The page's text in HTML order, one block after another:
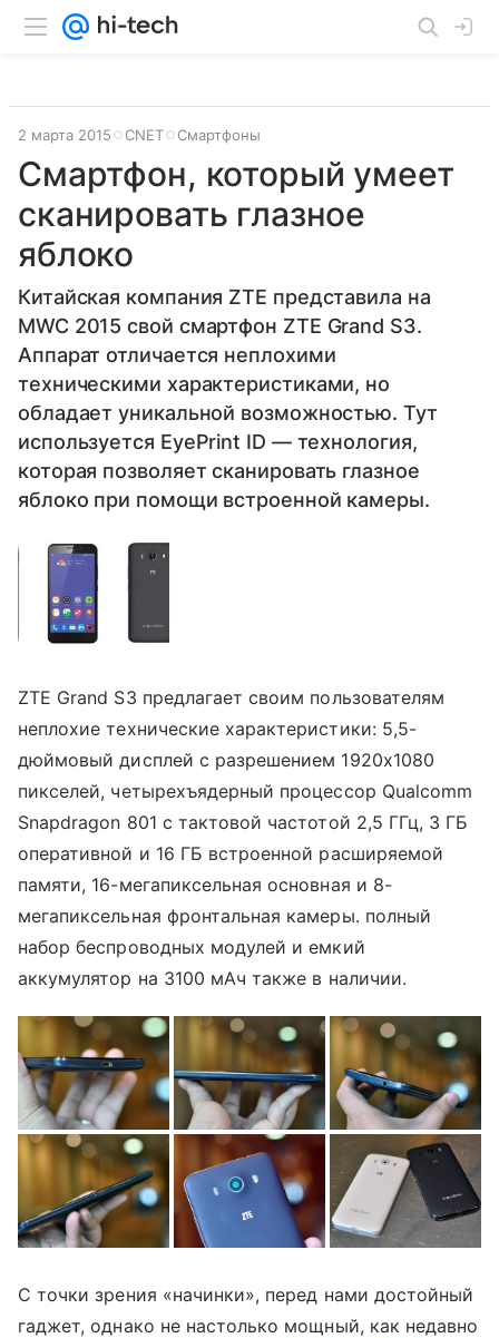
2 марта 2015 CNET Смартфоны
Смартфон, который умеет
сканировать глазное
яблоко
Китайская компания ZTE представила на
MWC 2015 свой смартфон ZTE Grand S3.
Аппарат отличается неплохими
техническими характеристиками, но
обладает уникальной возможностью. Тут
используется EyePrint ID — технология,
которая позволяет сканировать глазное
яблоко при помощи встроенной камеры.
ZTE Grand S3 предлагает своим пользователям
неплохие технические характеристики: 5,5-
дюймовый дисплей с разрешением 1920х1080
пикселей, четырехъядерный процессор Qualcomm
Snapdragon 801 c тактовой частотой 2,5 ГГц, 3 ГБ
оперативной и 16 ГБ встроенной расширяемой
памяти, 16-мегапиксельная основная и 8-
мегапиксельная фронтальная камеры. полный
набор беспроводных модулей и емкий
аккумулятор на 3100 мАч также в наличии.
С точки зрения «начинки», перед нами достойный
гаджет, однако не настолько мощный, как недавно